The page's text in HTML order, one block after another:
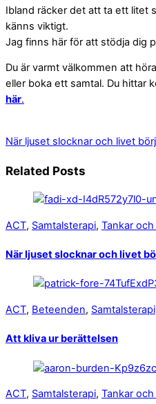
Ibland räcker det att ta ett litet
känns viktigt.
Jag finns här för att stödja dig
Du är varmt välkommen att
eller boka ett samtal. Du hittar
här.
När ljuset slocknar och livet
Related Posts
ACT, Samtalsterapi, Tankar
När ljuset slocknar och livet
ACT, Beteenden, Samtalsterapi
Att kliva ur berättelsen
ACT, Samtalsterapi, Tankar